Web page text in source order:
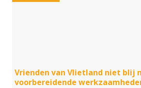
Vrienden van Vlietland niet blij
voorbereidende